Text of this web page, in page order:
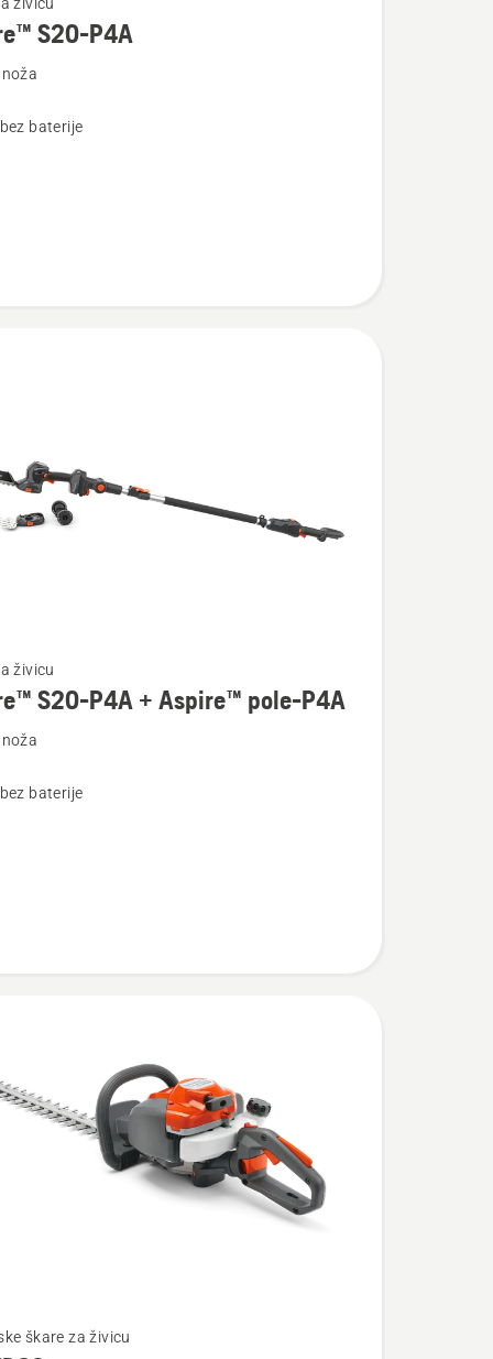
S20-P4A
baterije
živicu
S20-P4A + Aspire™ pole-P4A
baterije
škare za živicu